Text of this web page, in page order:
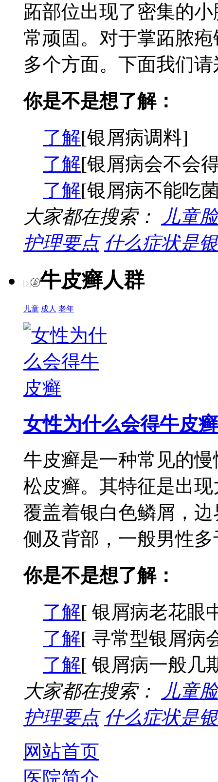
跖部位出现了密集的
常顽固。对于掌跖脓
多个方面。下面我们
你是不是想了解：
了解[银屑病调料]
了解[银屑病会不会
了解[银屑病不能吃
大家都在搜索：
儿童
护理要点 什么症状是
牛皮癣人群
儿童 成人 老年
女性为什么会得牛皮癣
牛皮癣是一种常见的
松皮癣。其特征是出
覆盖着银白色鳞屑，
侧及背部，一般男性
你是不是想了解：
了解[ 银屑病老花眼
了解[ 寻常型银屑病
了解[ 银屑病一般几
大家都在搜索：
儿童
护理要点 什么症状是
网站首页